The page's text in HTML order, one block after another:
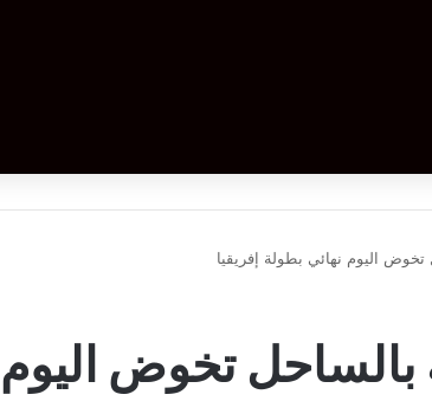
تخوض اليوم نهائي بطولة إفريقيا
بالساحل تخوض اليوم